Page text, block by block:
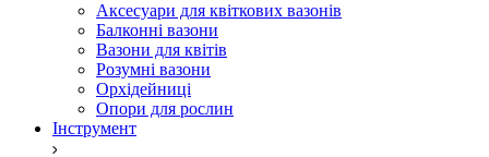
Аксесуари для квіткових вазонів
Балконні вазони
Вазони для квітів
Розумні вазони
Орхідейниці
Опори для рослин
Інструмент